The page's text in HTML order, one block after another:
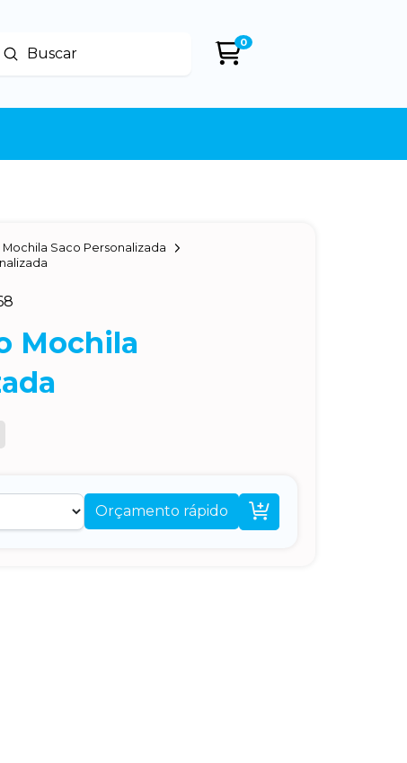
Enviar
0
Mochila Saco Personalizada
Mochila
Orçamento rápido 